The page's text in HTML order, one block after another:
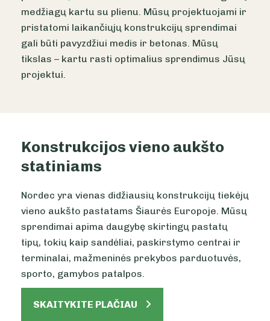
medžiagų kartu su plienu. Mūsų projektuojami ir
pristatomi laikančiųjų konstrukcijų sprendimai
gali būti pavyzdžiui medis ir betonas. Mūsų
tikslas – kartu rasti optimalius sprendimus Jūsų
projektui.
Konstrukcijos vieno aukšto
statiniams
Nordec yra vienas didžiausių konstrukcijų tiekėjų
vieno aukšto pastatams Šiaurės Europoje. Mūsų
sprendimai apima daugybę skirtingų pastatų
tipų, tokių kaip sandėliai, paskirstymo centrai ir
terminalai, mažmeninės prekybos parduotuvės,
sporto, gamybos patalpos.
SKAITYKITE PLAČIAU